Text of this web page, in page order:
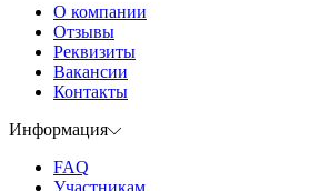
О компании
Отзывы
Реквизиты
Вакансии
Контакты
Информация
FAQ
Участникам